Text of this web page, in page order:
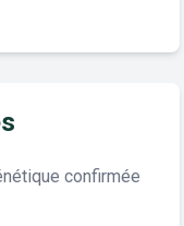
confirmée